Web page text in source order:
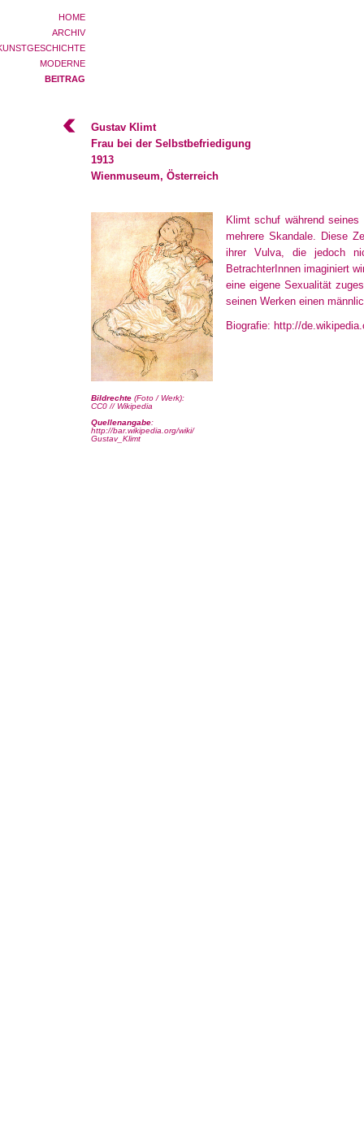
HOME
ARCHIV
MODERNE
BEITRAG
Gustav Klimt
Frau bei der Selbstbefriedigung
1913
Wienmuseum, Österreich
Bildrechte (Foto / Werk):
CC0 // Wikipedia
Quellenangabe:
http://bar.wikipedia.org/wiki/
Gustav_Klimt
Klimt schuf während
mehrere Skandale. Diese
ihrer Vulva, die jedoch
BetrachterInnen imaginiert
eine eigene Sexualität
seinen Werken einen
Biografie: http://